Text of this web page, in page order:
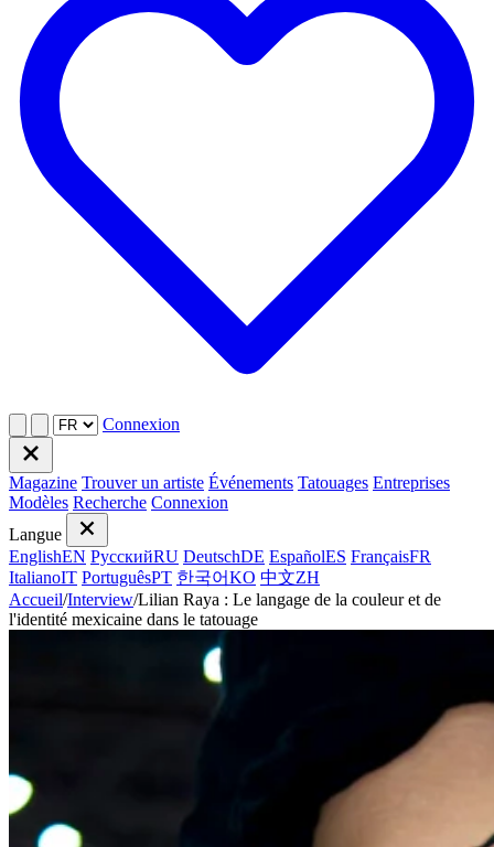
Connexion
Magazine Trouver un artiste Événements Tatouages Entreprises
Modèles Recherche Connexion
Langue
EnglishEN РусскийRU DeutschDE EspañolES FrançaisFR
ItalianoIT PortuguêsPT 한국어KO 中文ZH
Accueil/Interview/Lilian Raya : Le langage de la couleur et de
l'identité mexicaine dans le tatouage